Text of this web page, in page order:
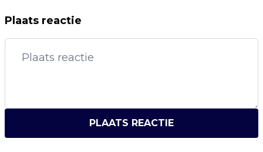
Plaats reactie
PLAATS REACTIE